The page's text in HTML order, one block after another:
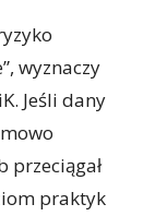
wyznaczy
Jeśli dany
przeciągał
praktyk